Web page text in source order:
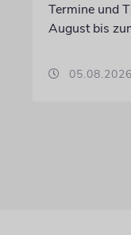
Termine und
August bis
05.08.2026